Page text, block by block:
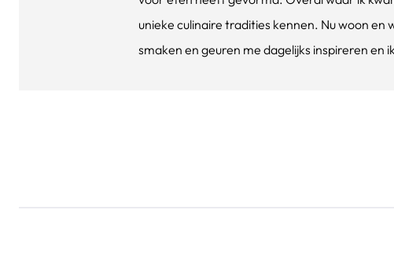
unieke culinaire tradities kennen. Nu woon
smaken en geuren me dagelijks inspireren en